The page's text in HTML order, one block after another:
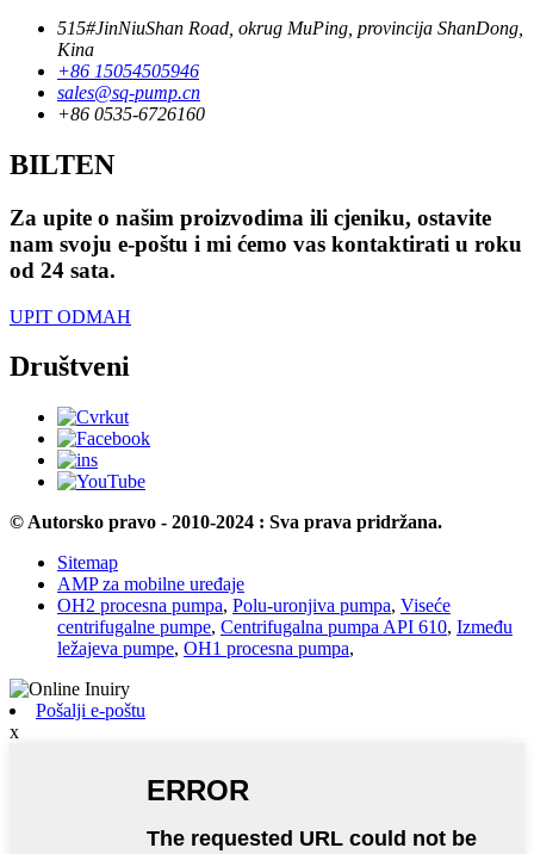
515#JinNiuShan Road, okrug MuPing, provincija ShanDong,
Kina
+86 15054505946
sales@sq-pump.cn
+86 0535-6726160
BILTEN
Za upite o našim proizvodima ili cjeniku, ostavite
nam svoju e-poštu i mi ćemo vas kontaktirati u roku
od 24 sata.
UPIT ODMAH
Društveni
© Autorsko pravo - 2010-2024 : Sva prava pridržana.
Sitemap
AMP za mobilne uređaje
OH2 procesna pumpa, Polu-uronjiva pumpa, Viseće
centrifugalne pumpe, Centrifugalna pumpa API 610, Između
ležajeva pumpe, OH1 procesna pumpa,
Pošalji e-poštu
x